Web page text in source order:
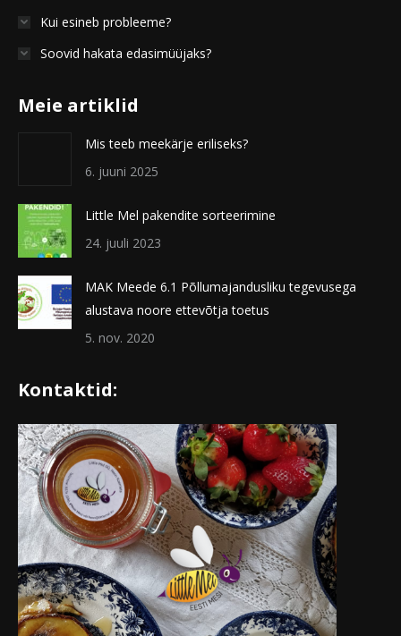
Kui esineb probleeme?
Soovid hakata edasimüüjaks?
Meie artiklid
Mis teeb meekärje eriliseks?
6. juuni 2025
Little Mel pakendite sorteerimine
24. juuli 2023
MAK Meede 6.1 Põllumajandusliku tegevusega
alustava noore ettevõtja toetus
5. nov. 2020
Kontaktid: